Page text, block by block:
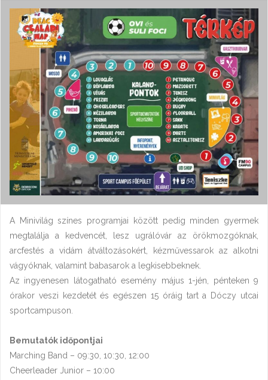
A Minivilág színes programjai között pedig minden gyermek
megtalálja a kedvencét, lesz ugrálóvár az örökmozgóknak,
arcfestés a vidám átváltozásokért, kézművessarok az alkotni
vágyóknak, valamint babasarok a legkisebbeknek.
Az ingyenesen látogatható esemény május 1-jén, pénteken 9
órakor veszi kezdetét és egészen 15 óráig tart a Dóczy utcai
sportcampuson.
Bemutatók időpontjai
Marching Band – 09:30, 10:30, 12:00
Cheerleader Junior – 10:00